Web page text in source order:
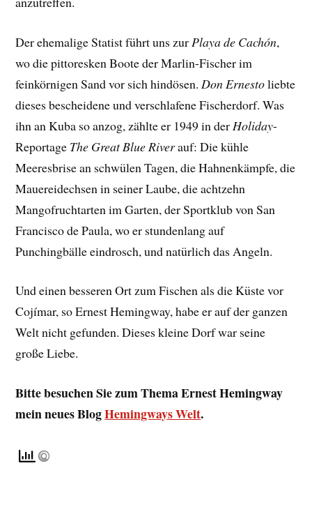
Der ehemalige Statist führt uns zur Playa de Cachón,
wo die pittoresken Boote der Marlin-Fischer im
feinkörnigen Sand vor sich hindösen. Don Ernestoliebte
dieses bescheidene und verschlafene Fischerdorf. Was
ihn an Kuba so anzog, zählte er 1949 in der Holiday-
Reportage The Great Blue Riverauf: Die kühle
Meeresbrise an schwülen Tagen, die Hahnenkämpfe, die
Mauereidechsen in seiner Laube, die achtzehn
Mangofruchtarten im Garten, der Sportklub von San
Francisco de Paula, wo er stundenlang auf
Punchingbälle eindrosch, und natürlich das Angeln.
Und einen besseren Ort zum Fischen als die Küste vor
Cojímar, so Ernest Hemingway, habe er auf der ganzen
Welt nicht gefunden. Dieses kleine Dorf war seine
große Liebe.
Bitte besuchen Sie zum Thema Ernest Hemingway
mein neues BlogHemingways Welt.